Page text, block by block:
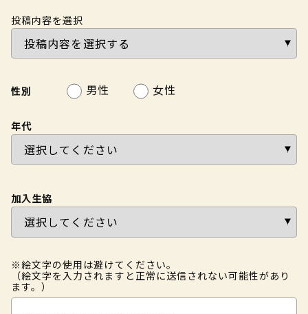
投稿内容を選択
性別 男性 女性
年代
加入生協
※絵文字の使用は避けてください。
（絵文字を入力されますと正常に送信されない可能性があり
ます。）